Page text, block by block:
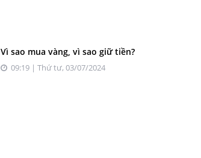
Vì sao mua vàng, vì sao giữ tiền?
09:19 | Thứ tư, 03/07/2024